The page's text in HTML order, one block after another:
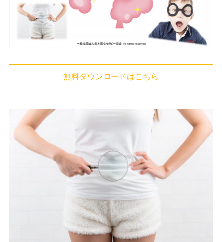
無料ダウンロードはこちら